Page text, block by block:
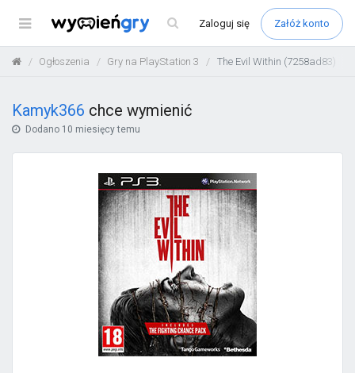
Menu Zaloguj się Załóż konto
Ogłoszenia Gry na PlayStation 3 The Evil Within (7258ad83)
Kamyk366 chce wymienić
Dodano 10 miesięcy temu